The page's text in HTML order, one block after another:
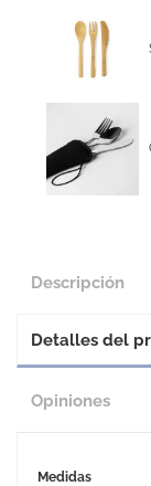
Descripción
Detalles del
Opiniones
Medidas